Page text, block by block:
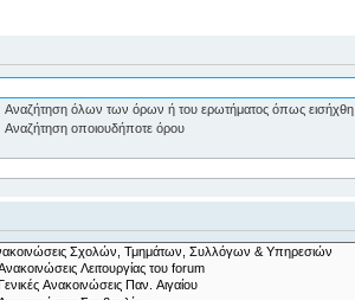
Αναζήτηση όλων των όρων ή του ερωτήματος όπως εισήχθη
Αναζήτηση οποιουδήποτε όρου